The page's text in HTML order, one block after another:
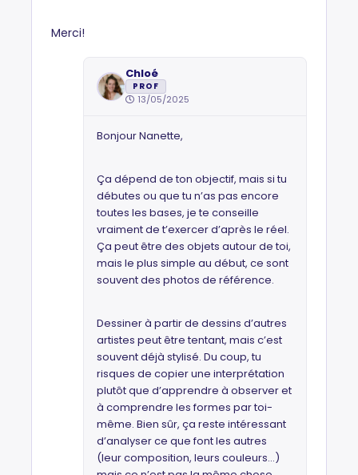
Merci!
Chloé
PROF
13/05/2025
Bonjour Nanette,
Ça dépend de ton objectif, mais si tu
débutes ou que tu n’as pas encore
toutes les bases, je te conseille
vraiment de t’exercer d’après le réel.
Ça peut être des objets autour de toi,
mais le plus simple au début, ce sont
souvent des photos de référence.
Dessiner à partir de dessins d’autres
artistes peut être tentant, mais c’est
souvent déjà stylisé. Du coup, tu
risques de copier une interprétation
plutôt que d’apprendre à observer et
à comprendre les formes par toi-
même. Bien sûr, ça reste intéressant
d’analyser ce que font les autres
(leur composition, leurs couleurs...)